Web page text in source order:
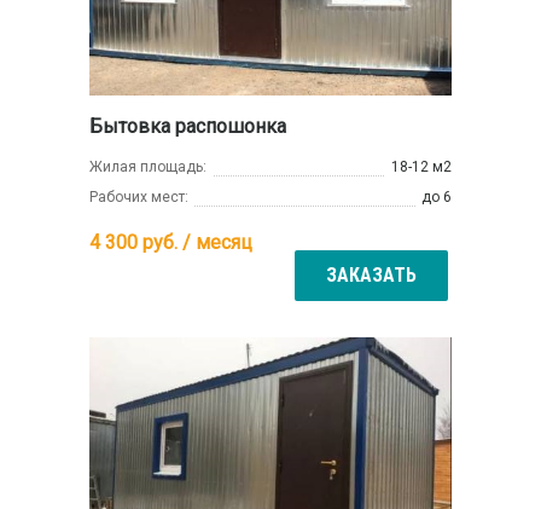
Бытовка распошонка
Жилая площадь:
18-12 м2
Рабочих мест:
до 6
4 300 руб. / месяц
ЗАКАЗАТЬ